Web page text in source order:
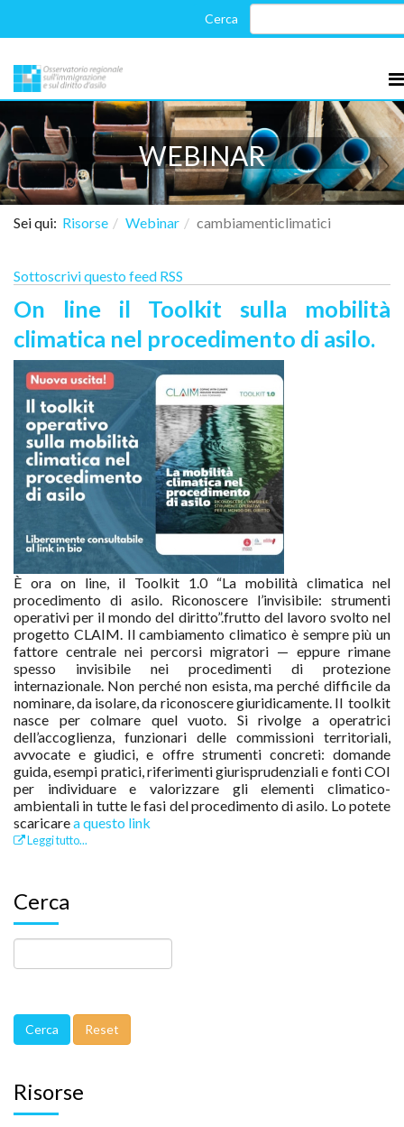
WEBINAR
Sei qui: Risorse Webinar cambiamenticlimatici
Sottoscrivi questo feed RSS
On line il Toolkit sulla mobilità
climatica nel procedimento di asilo.
È ora on line, il Toolkit 1.0 “La mobilità climatica nel
procedimento di asilo. Riconoscere l’invisibile: strumenti
operativi per il mondo del diritto”.frutto del lavoro svolto nel
progetto CLAIM. Il cambiamento climatico è sempre più un
fattore centrale nei percorsi migratori — eppure rimane
spesso invisibile nei procedimenti di protezione
internazionale. Non perché non esista, ma perché difficile da
nominare, da isolare, da riconoscere giuridicamente. Il toolkit
nasce per colmare quel vuoto. Si rivolge a operatrici
dell’accoglienza, funzionari delle commissioni territoriali,
avvocate e giudici, e offre strumenti concreti: domande
guida, esempi pratici, riferimenti giurisprudenziali e fonti COI
per individuare e valorizzare gli elementi climatico-
ambientali in tutte le fasi del procedimento di asilo. Lo potete
scaricarea questo link
Leggi tutto...
Cerca
Risorse